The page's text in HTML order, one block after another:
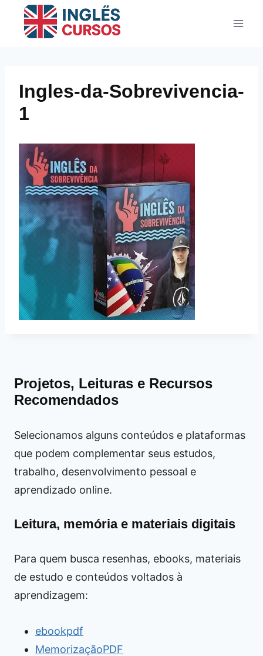
Ingles-da-Sobrevivencia-
1
Projetos, Leituras e Recursos
Recomendados
Selecionamos alguns conteúdos e plataformas
que podem complementar seus estudos,
trabalho, desenvolvimento pessoal e
aprendizado online.
Leitura, memória e materiais digitais
Para quem busca resenhas, ebooks, materiais
de estudo e conteúdos voltados à
aprendizagem:
ebookpdf
MemorizaçãoPDF